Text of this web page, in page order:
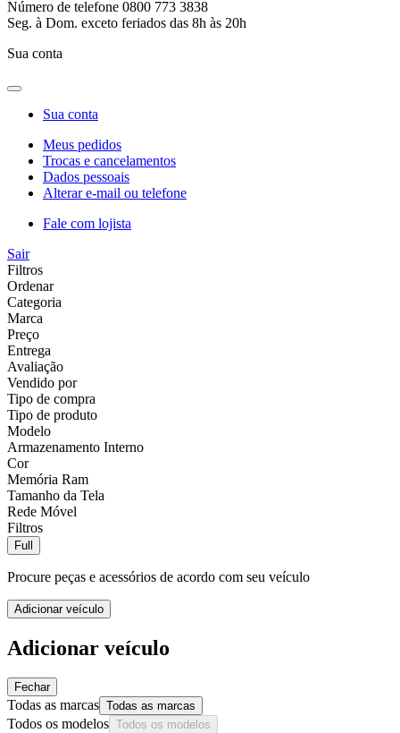
Número de telefone 0800 773 3838
Seg. à Dom. exceto feriados das 8h às 20h
Sua conta
Sua conta
Meus pedidos
Trocas e cancelamentos
Dados pessoais
Alterar e-mail ou telefone
Fale com lojista
Sair
Filtros
Ordenar
Categoria
Marca
Preço
Entrega
Avaliação
Vendido por
Tipo de compra
Tipo de produto
Modelo
Armazenamento Interno
Cor
Memória Ram
Tamanho da Tela
Rede Móvel
Filtros
Full
Procure peças e acessórios de acordo com seu veículo
Adicionar veículo
Adicionar veículo
Fechar
Todas as marcas Todas as marcas
Todos os modelos Todos os modelos